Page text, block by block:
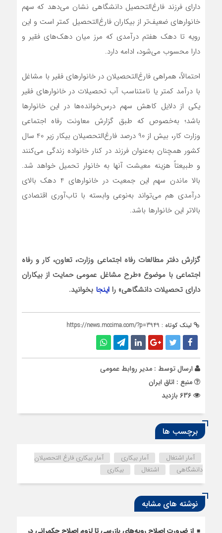
دارای فرزند فارغ‌التحصیل دانشگاهی نشان می‌دهد که سهم
خانوارهای ضعیف‌تر از بیکاران فارغ‌التحصیل کمتر است و این
رویه تا دهک هفتم درآمدی که مرز میان دهک‌های فقیر و
دارا محسوب می‌شود، ادامه دارد.
احتمالاً، همراهی فارغ‌التحصیلان در خانوارهای فقیر با مشاغل
با درآمد کمتر یا نامتناسب آب تحصیلات در خانوارهای فقیر
یکی از دلایل کاهش سهم درس‌خوانده‌ها در این خانوارها
باشد؛ به‌خصوص که طبق گزارش معاونت رفاه اجتماعی
وزارت کار، بیش از 90 درصد فارغ‌التحصیلان بیکار زیر 40 سال
کشور همچنان به‌عنوان فرزند در کنار خانواده زندگی می‌کنند
و طبیعتاً هزینه معیشت آنها به خانوار تحمیل خواهد شد.
بالا ماندن سهم این جمعیت در خانوارهای 4 دهک بالای
درآمدی هم می‌تواند به‌نوعی وابسته با تاب‌آوری اقتصادی
بالاتر این خانوارها باشد.
گزارش دفتر مطالعات رفاه اجتماعی وزارت، تعاون، کار و رفاه
اجتماعی با موضوع «طرح مشاغل عمومی حمایت از بیکاران
دارای تحصیلات دانشگاهی» را اینجا بخوانید.
لینک کوتاه : https://news.mccima.com/?p=3949
ارسال توسط : مدیر روابط عمومی
منبع : اتاق ایران
برچسب ها
آمار اشتغال آمار بیکاری
آمار بیکاری فارغ التحصیلان
دانشگاهی
اشتغال بیکاری
نوشته های مشابه